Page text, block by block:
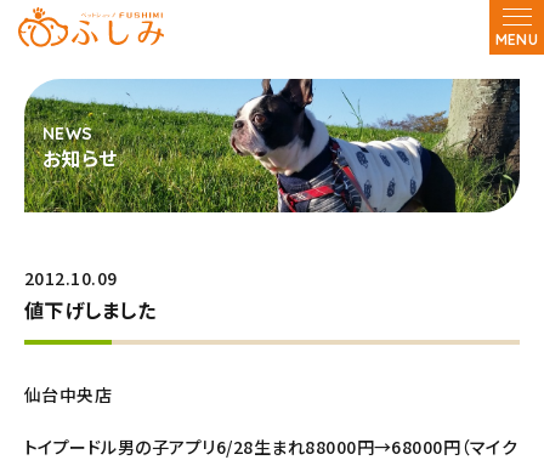
MENU
お知らせ
2012.10.09
値下げしました
仙台中央店
トイプードル男の子アプリ6/28生まれ88000円→68000円（マイク